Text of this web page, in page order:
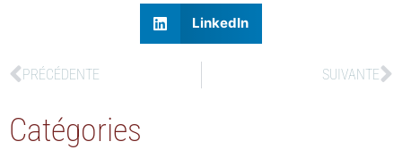
LinkedIn
PRÉCÉDENTE SUIVANTE
Catégories